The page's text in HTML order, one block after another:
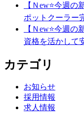
【Ｎew⭐今週
ポットクーラー
【Ｎew⭐今週
資格を活かして
カテゴリ
お知らせ
採用情報
求人情報